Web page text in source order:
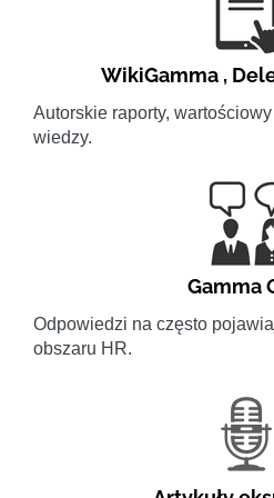
WikiGamma ,
Autorskie raporty,
wiedzy.
Gamma
Odpowiedzi na często
obszaru HR.